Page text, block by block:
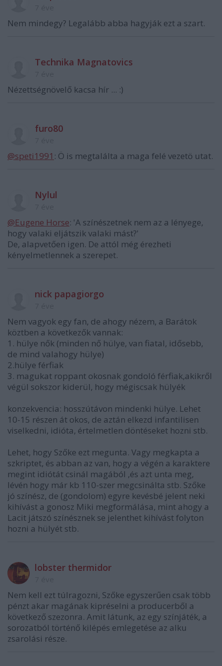
Nem mindegy? Legalább abba hagyják ezt a szart.
Technika Magnatovics
Nézettségnövelő kacsa hír ... :)
furo80
@speti1991 : Ö is megtalálta a maga felé vezetö utat.
Nylul
@Eugene Horse: 'A színészetnek nem az a lényege,
hogy valaki eljátszik valaki mást?'
De, alapvetően igen. De attól még érezheti
kényelmetlennek a szerepet.
nick papagiorgo
Nem vagyok egy fan, de ahogy nézem, a Barátok
köztben a következők vannak:
1. hülye nők (minden nő hülye, van fiatal, idősebb,
de mind valahogy hülye)
2.hülye férfiak
3. magukat roppant okosnak gondoló férfiak,akikről
végül sokszor kiderül, hogy mégiscsak hülyék
konzekvencia: hosszútávon mindenki hülye. Lehet
10-15 részen át okos, de aztán elkezd infantilisen
viselkedni, idióta, értelmetlen döntéseket hozni stb.
Lehet, hogy Szőke ezt megunta. Vagy megkapta a
szkriptet, és abban az van, hogy a végén a karaktere
megint idiótát csinál magából ,és azt unta meg,
lévén hogy már kb 110-szer megcsinálta stb. Szőke
jó színész, de (gondolom) egyre kevésbé jelent neki
kihívást a gonosz Miki megformálása, mint ahogy a
Lacit játszó színésznek se jelenthet kihívást folyton
hozni a hülyét stb.
lobster thermidor
Nem kell ezt túlragozni, Szőke egyszerűen csak több
pénzt akar magának kipréselni a producerből a
következő szezonra. Amit látunk, az egy színjáték, a
sorozatból történő kilépés emlegetése az alku
zsarolási része.